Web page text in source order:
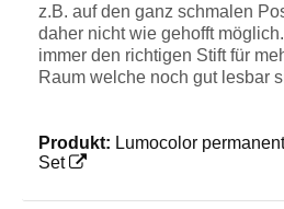
z.B. auf den ganz schmalen
daher nicht wie gehofft
immer den richtigen Stift für
Raum welche noch gut lesbar
Produkt: Lumocolor
Set